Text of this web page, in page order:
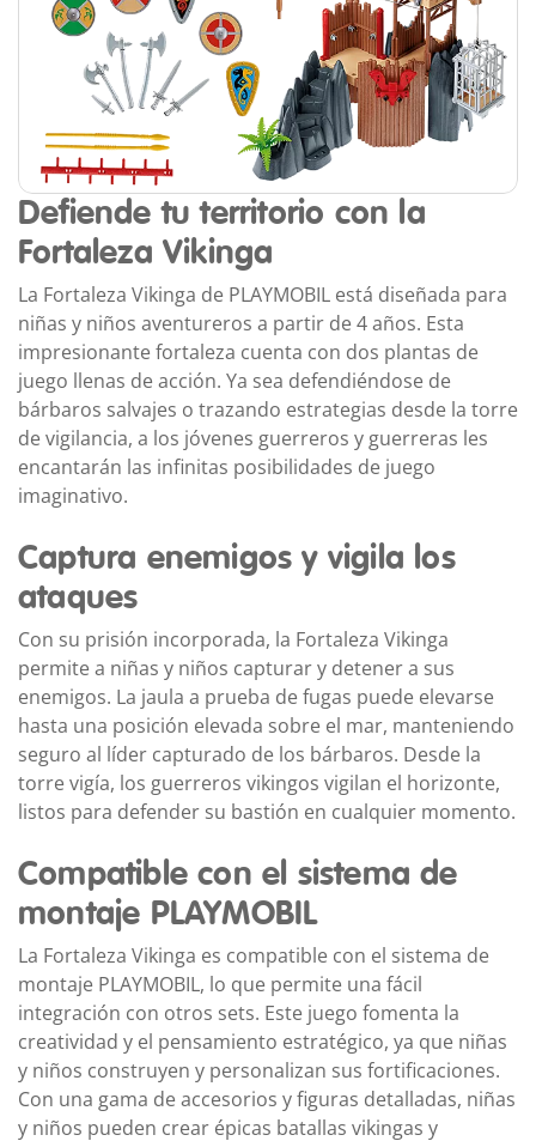
Defiende tu territorio con la
Fortaleza Vikinga
La Fortaleza Vikinga de PLAYMOBIL está diseñada para
niñas y niños aventureros a partir de 4 años. Esta
impresionante fortaleza cuenta con dos plantas de
juego llenas de acción. Ya sea defendiéndose de
bárbaros salvajes o trazando estrategias desde la torre
de vigilancia, a los jóvenes guerreros y guerreras les
encantarán las infinitas posibilidades de juego
imaginativo.
Captura enemigos y vigila los
ataques
Con su prisión incorporada, la Fortaleza Vikinga
permite a niñas y niños capturar y detener a sus
enemigos. La jaula a prueba de fugas puede elevarse
hasta una posición elevada sobre el mar, manteniendo
seguro al líder capturado de los bárbaros. Desde la
torre vigía, los guerreros vikingos vigilan el horizonte,
listos para defender su bastión en cualquier momento.
Compatible con el sistema de
montaje PLAYMOBIL
La Fortaleza Vikinga es compatible con el sistema de
montaje PLAYMOBIL, lo que permite una fácil
integración con otros sets. Este juego fomenta la
creatividad y el pensamiento estratégico, ya que niñas
y niños construyen y personalizan sus fortificaciones.
Con una gama de accesorios y figuras detalladas, niñas
y niños pueden crear épicas batallas vikingas y